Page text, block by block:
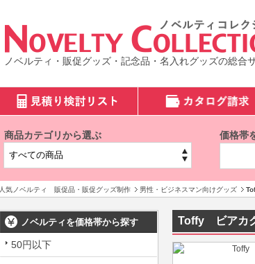
ノベルティ・販促グッズ・記念品・名入れグッズの総合
商品カテゴリから選ぶ 価格帯
人気ノベルティ 販促品・販促グッズ制作 男性・ビジネスマン向けグッズ
ノベルティを価格帯から探す
50円以下
Toffy ビアカ